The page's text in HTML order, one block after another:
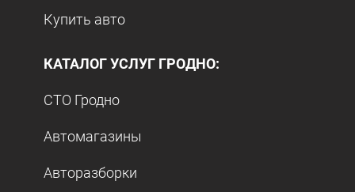
Купить авто
КАТАЛОГ УСЛУГ ГРОДНО:
СТО Гродно
Автомагазины
Авторазборки